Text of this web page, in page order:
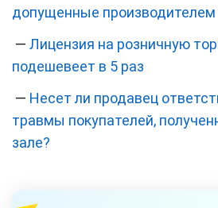
допущенные производителем
— Лицензия на розничную
подешевеет в 5 раз
— Несет ли продавец
травмы покупателей,
зале?